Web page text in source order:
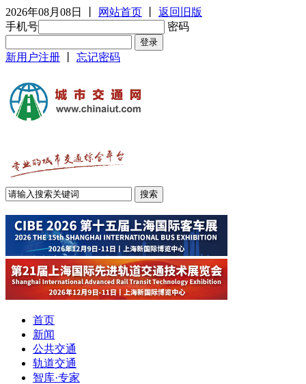
2026年08月08日 网站首页
返回旧版
手机号
密码
新用户注册 忘记密码
首页
新闻
公共交通
轨道交通
智库·专家